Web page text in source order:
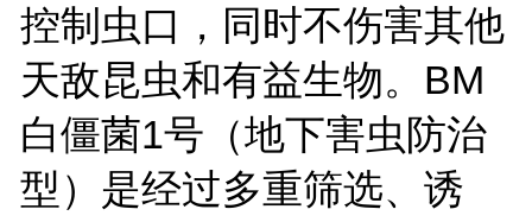
控制虫口，同时不伤害其他
天敌昆虫和有益生物。BM
白僵菌1号（地下害虫防治
型）是经过多重筛选、诱